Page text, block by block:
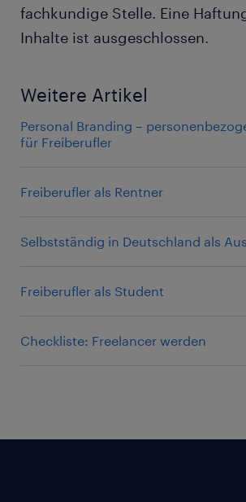
fachkundige Stelle. Eine
Inhalte ist ausgeschlossen.
Weitere Artikel
Personal Branding –
für Freiberufler
Freiberufler als Rentner
Selbstständig in Deutschland als
Freiberufler als Student
Checkliste: Freelancer werden